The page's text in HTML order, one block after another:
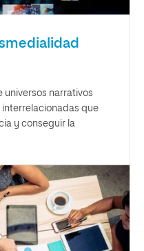
universos narrativos
que
y conseguir la